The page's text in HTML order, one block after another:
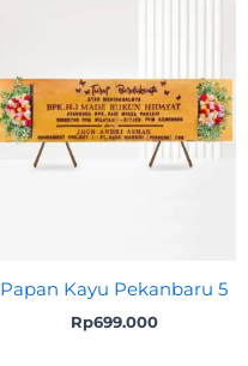
Papan Kayu Pekanbaru 5
Rp699.000